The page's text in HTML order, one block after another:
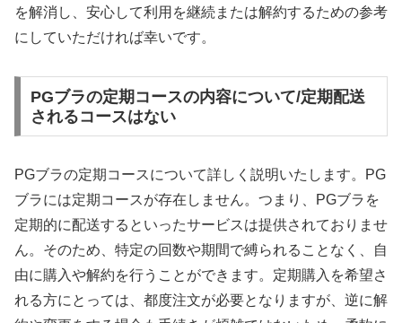
を解消し、安心して利用を継続または解約するための参考
にしていただければ幸いです。
PGブラの定期コースの内容について/定期配送
されるコースはない
PGブラの定期コースについて詳しく説明いたします。PG
ブラには定期コースが存在しません。つまり、PGブラを
定期的に配送するといったサービスは提供されておりませ
ん。そのため、特定の回数や期間で縛られることなく、自
由に購入や解約を行うことができます。定期購入を希望さ
れる方にとっては、都度注文が必要となりますが、逆に解